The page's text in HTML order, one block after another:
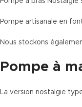
Pompe artisanale en
Nous stockons
Pompe à
La version nostalgie